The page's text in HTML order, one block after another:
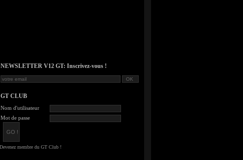
NEWSLETTER V12 GT: Inscrivez-vous !
GT CLUB
Nom d'utilisateur
Mot de passe